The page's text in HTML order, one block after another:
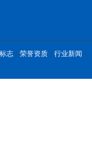
志 荣誉资质
行业新闻